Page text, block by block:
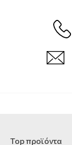
Top προϊόντα